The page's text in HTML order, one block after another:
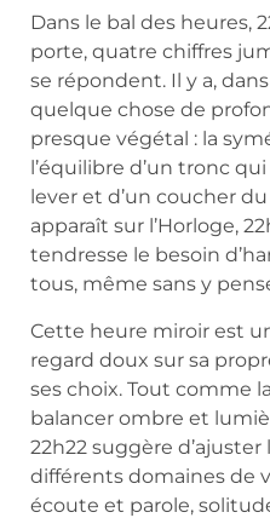
Dans le bal des heures,
porte, quatre chiffres
se répondent. Il y a,
quelque chose de
presque végétal : la
l’équilibre d’un tronc
lever et d’un coucher
apparaît sur l’Horloge,
tendresse le besoin
tous, même sans y
Cette heure miroir est
regard doux sur sa
ses choix. Tout comme
balancer ombre et
22h22 suggère
différents domaines de
écoute et parole,